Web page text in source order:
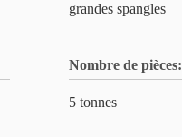
grandes spangles
Nombre de pièces:
5 tonnes